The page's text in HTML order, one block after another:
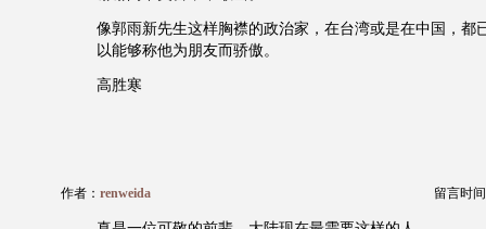
像郭雨新先生这样胸襟的政治家，在台湾或是在中国，都
以能够称他为朋友而骄傲。
高胜寒
作者： renweida 留言时